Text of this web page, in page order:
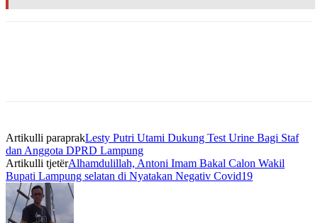
Artikulli paraprakLesty Putri Utami Dukung Test Urine Bagi Staf
dan Anggota DPRD Lampung
Artikulli tjetërAlhamdulillah, Antoni Imam Bakal Calon Wakil
Bupati Lampung selatan di Nyatakan Negativ Covid19